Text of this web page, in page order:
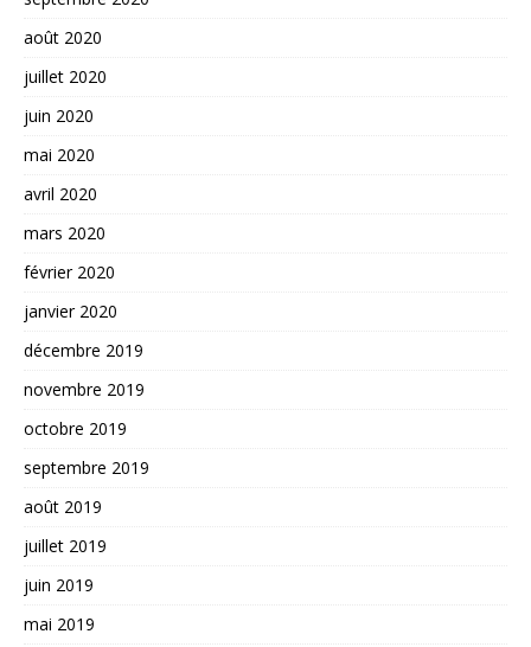
août 2020
juillet 2020
juin 2020
mai 2020
avril 2020
mars 2020
février 2020
janvier 2020
décembre 2019
novembre 2019
octobre 2019
septembre 2019
août 2019
juillet 2019
juin 2019
mai 2019